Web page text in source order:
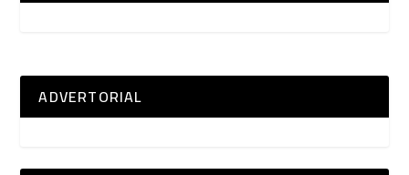
ADVERTORIAL